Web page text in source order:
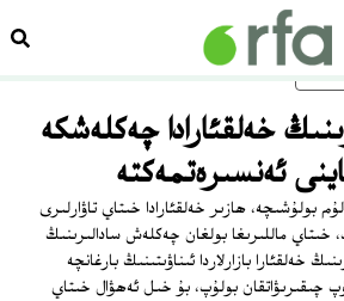
خەلقئارادا چەكلەشكە
ئەنسىرەتمەكتە
بولۇشىچە، ھازىر خەلقئارادا خىتاي تاۋارلىرى
خىتاي ماللىرىغا بولغان چەكلەش سادالىرىنىڭ
خەلقئارا بازارلاردا ئىناۋىتىنىڭ بارغانچە
چىقىرىۋاتقان بولۇپ، بۇ خىل ئەھۋال خىتاي